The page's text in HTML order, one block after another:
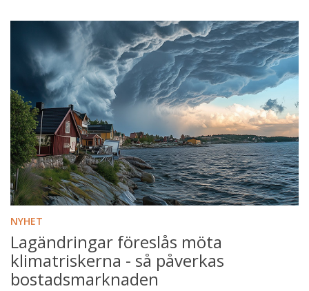
NYHET
Lagändringar föreslås möta
klimatriskerna - så påverkas
bostadsmarknaden